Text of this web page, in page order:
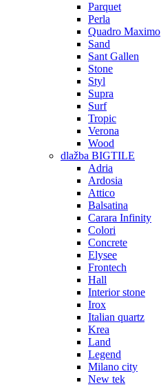
Parquet
Perla
Quadro Maximo
Sand
Sant Gallen
Stone
Styl
Supra
Surf
Tropic
Verona
Wood
dlažba BIGTILE
Adria
Ardosia
Attico
Balsatina
Carara Infinity
Colori
Concrete
Elysee
Frontech
Hall
Interior stone
Irox
Italian quartz
Krea
Land
Legend
Milano city
New tek